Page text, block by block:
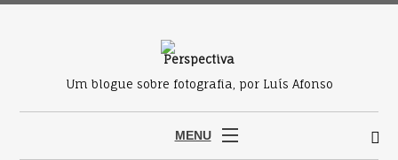
Um blogue sobre fotografia, por Luís Afonso
MENU